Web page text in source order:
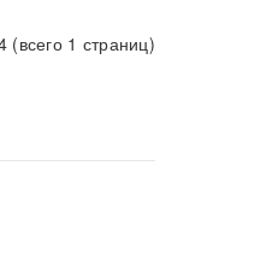
(всего 1 страниц)